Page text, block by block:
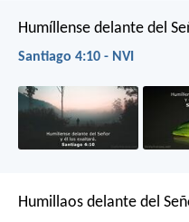
Humíllense delante del
Santiago 4:10 - NVI
Humillaos delante del